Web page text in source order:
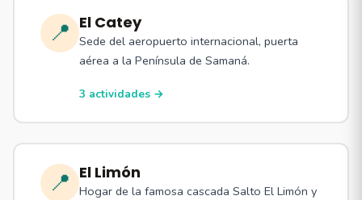
📍 El Catey
Sede del aeropuerto internacional, puerta
aérea a la Península de Samaná.
3 actividades →
📍 El Limón
Hogar de la famosa cascada Salto El Limón y